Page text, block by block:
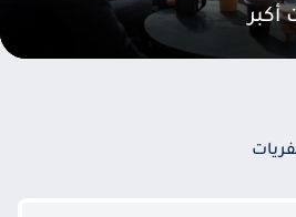
أكبر